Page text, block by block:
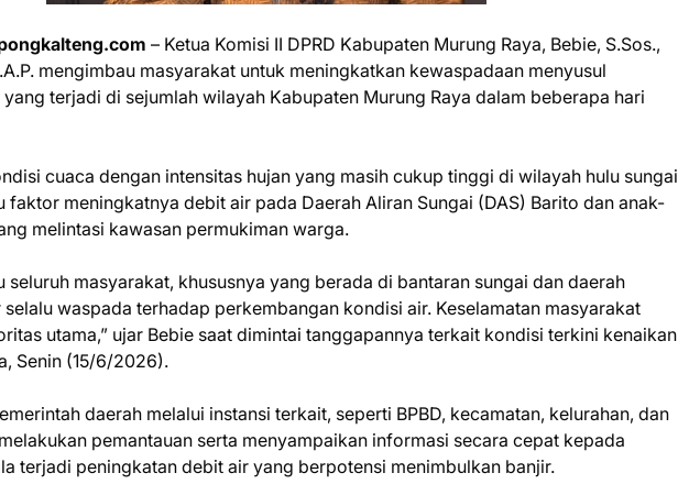
– Ketua Komisi II DPRD Kabupaten Murung Raya, Bebie, S.Sos.,
mengimbau masyarakat untuk meningkatkan kewaspadaan menyusul
terjadi di sejumlah wilayah Kabupaten Murung Raya dalam beberapa hari
cuaca dengan intensitas hujan yang masih cukup tinggi di wilayah hulu sungai
faktor meningkatnya debit air pada Daerah Aliran Sungai (DAS) Barito dan anak-
melintasi kawasan permukiman warga.
seluruh masyarakat, khususnya yang berada di bantaran sungai dan daerah
waspada terhadap perkembangan kondisi air. Keselamatan masyarakat
utama,” ujar Bebie saat dimintai tanggapannya terkait kondisi terkini kenaikan
Senin (15/6/2026).
daerah melalui instansi terkait, seperti BPBD, kecamatan, kelurahan, dan
pemantauan serta menyampaikan informasi secara cepat kepada
terjadi peningkatan debit air yang berpotensi menimbulkan banjir.